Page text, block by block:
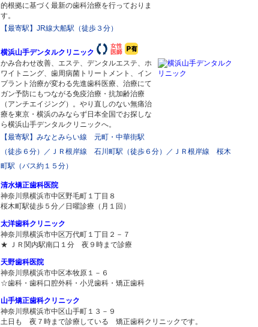
的根拠に基づく最新の歯科治療を行っておりま
す。
【最寄駅】JR線大船駅（徒歩３分）
横浜山手デンタルクリニック
かみ合わせ改善、エステ、デンタルエステ、ホ
ワイトニング、歯周病菌トリートメント、イン
プラント治療が変わる先進歯科医療、治療にて
ガン予防にもつながる免疫治療・抗加齢治療
（アンチエイジング）。やり直しのない無痛治
療を東京・横浜のみならず日本全国でお探しな
ら横浜山手デンタルクリニックへ。
【最寄駅】みなとみらい線 元町・中華街駅
（徒歩６分）／ＪＲ根岸線 石川町駅（徒歩６分）／ＪＲ根岸線 桜木
町駅（バス約１５分）
清水矯正歯科医院
神奈川県横浜市中区野毛町１丁目８
桜木町駅徒歩５分／日曜診療（月１回）
太洋歯科クリニック
神奈川県横浜市中区万代町１丁目２－７
★ ＪＲ関内駅南口１分 夜９時まで診療
天野歯科医院
神奈川県横浜市中区本牧原１－６
☆歯科・歯科口腔外科・小児歯科・矯正歯科
山手矯正歯科クリニック
神奈川県横浜市中区山手町１３－９
土日も 夜７時まで診療している 矯正歯科クリニックです。